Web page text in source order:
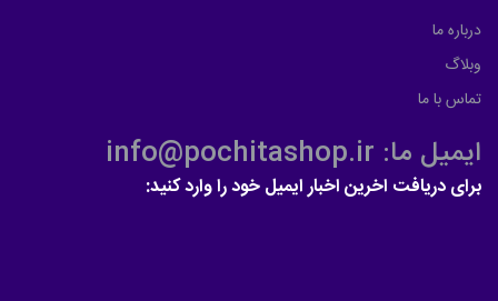
درباره ما
وبلاگ
تماس با ما
ایمیل ما: info@pochitashop.ir
برای دریافت اخرین اخبار ایمیل خود را وارد کنید: